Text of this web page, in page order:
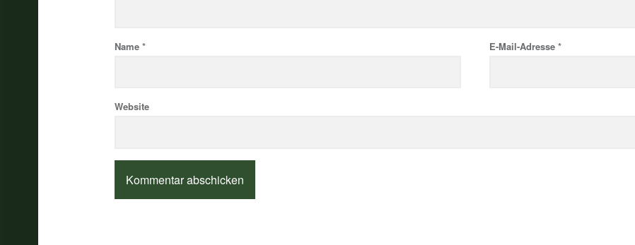
Name * E-Mail-Adresse*
Website